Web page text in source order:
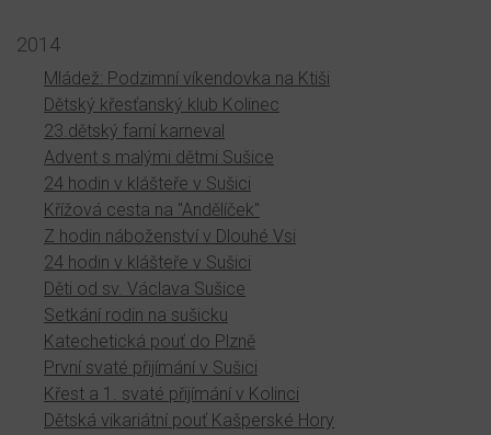
2014
Mládež: Podzimní víkendovka na Ktiši
Dětský křesťanský klub Kolinec
23.dětský farní karneval
Advent s malými dětmi Sušice
24 hodin v klášteře v Sušici
Křížová cesta na "Andělíček"
Z hodin náboženství v Dlouhé Vsi
24 hodin v klášteře v Sušici
Děti od sv. Václava Sušice
Setkání rodin na sušicku
Katechetická pouť do Plzně
První svaté přijímání v Sušici
Křest a 1. svaté přijímání v Kolinci
Dětská vikariátní pouť Kašperské Hory